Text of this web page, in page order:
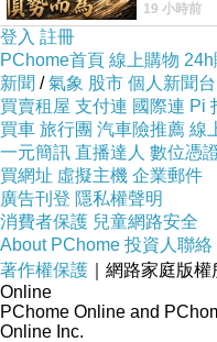
荒野饗宴不含化學防腐
藍莓、蔓越莓、添加鈣
與鞏固牙齒健康 ， 想讓
一步觀察
19 小時前
登入 註冊
PChome首頁 線上購物 24h
新聞 /氣象 股市 個人新聞台
買賣租屋 支付連 國際連 Pi
買車 旅行團 汽車險推薦 線
一元簡訊 直播達人 數位憑
買網址 虛擬主機 企業郵件
廣告刊登 隱私權聲明
消費者保護 兒童網路安全
About PChome 投資人聯絡
著作權保護 ｜網路家庭版
Online
PChome Online and
Online Inc.